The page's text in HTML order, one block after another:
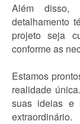
Além disso,
detalhamento
projeto seja
conforme as
Estamos
realidade
suas ideias e
extraordinário.